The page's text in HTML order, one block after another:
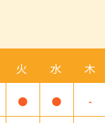
火 水 木
● ● -